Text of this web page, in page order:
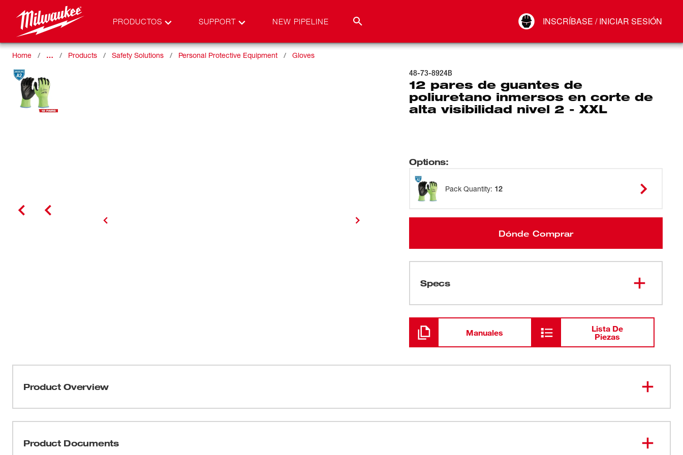
PRODUCTOS SUPPORT NEW PIPELINE INSCRÍBASE / INICIAR SESIÓN
Conectar
Home … Products Safety Solutions Personal Protective Equipment Gloves
48-73-8924B
12 pares de guantes de
poliuretano inmersos en corte de
alta visibilidad nivel 2 - XXL
Options:
Pack Quantity: 12
Dónde Comprar
Specs
Cargando
Manuales
Lista De
Piezas
Product Overview
visibilidad tienen un recubrimiento de nitrilo reforzado entre el pulgar y el índice para mejorar la
Product Documents